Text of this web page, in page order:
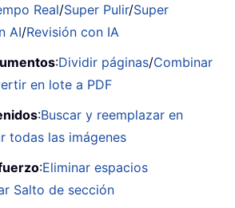
Real/Super Pulir/Super
AI/Revisión con IA
:Dividir páginas/Combinar
en lote a PDF
:Buscar y reemplazar en
todas las imágenes
:Eliminar espacios
Salto de sección